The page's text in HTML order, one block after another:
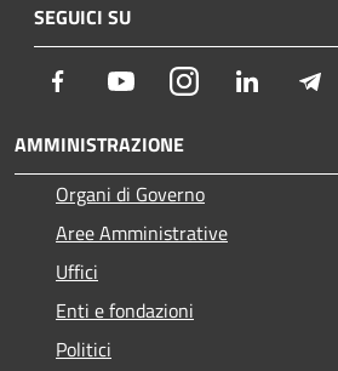
SEGUICI SU
Facebook YoutubeInstagram LinkedIn
AMMINISTRAZIONE
Organi di Governo
Aree Amministrative
Uffici
Enti e fondazioni
Politici